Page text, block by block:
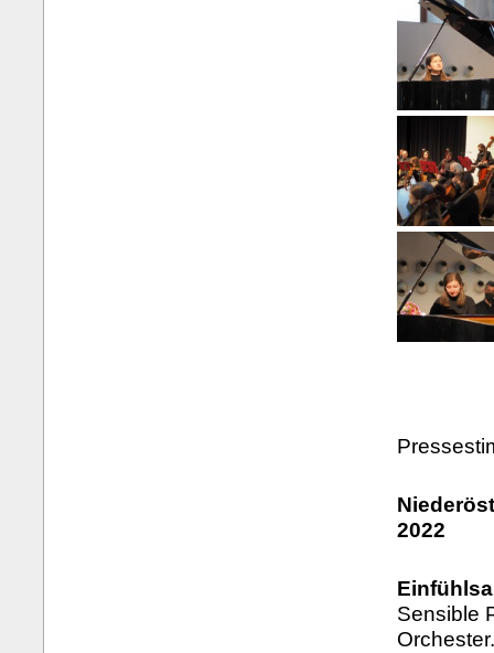
2022
Sensible
Orchester.